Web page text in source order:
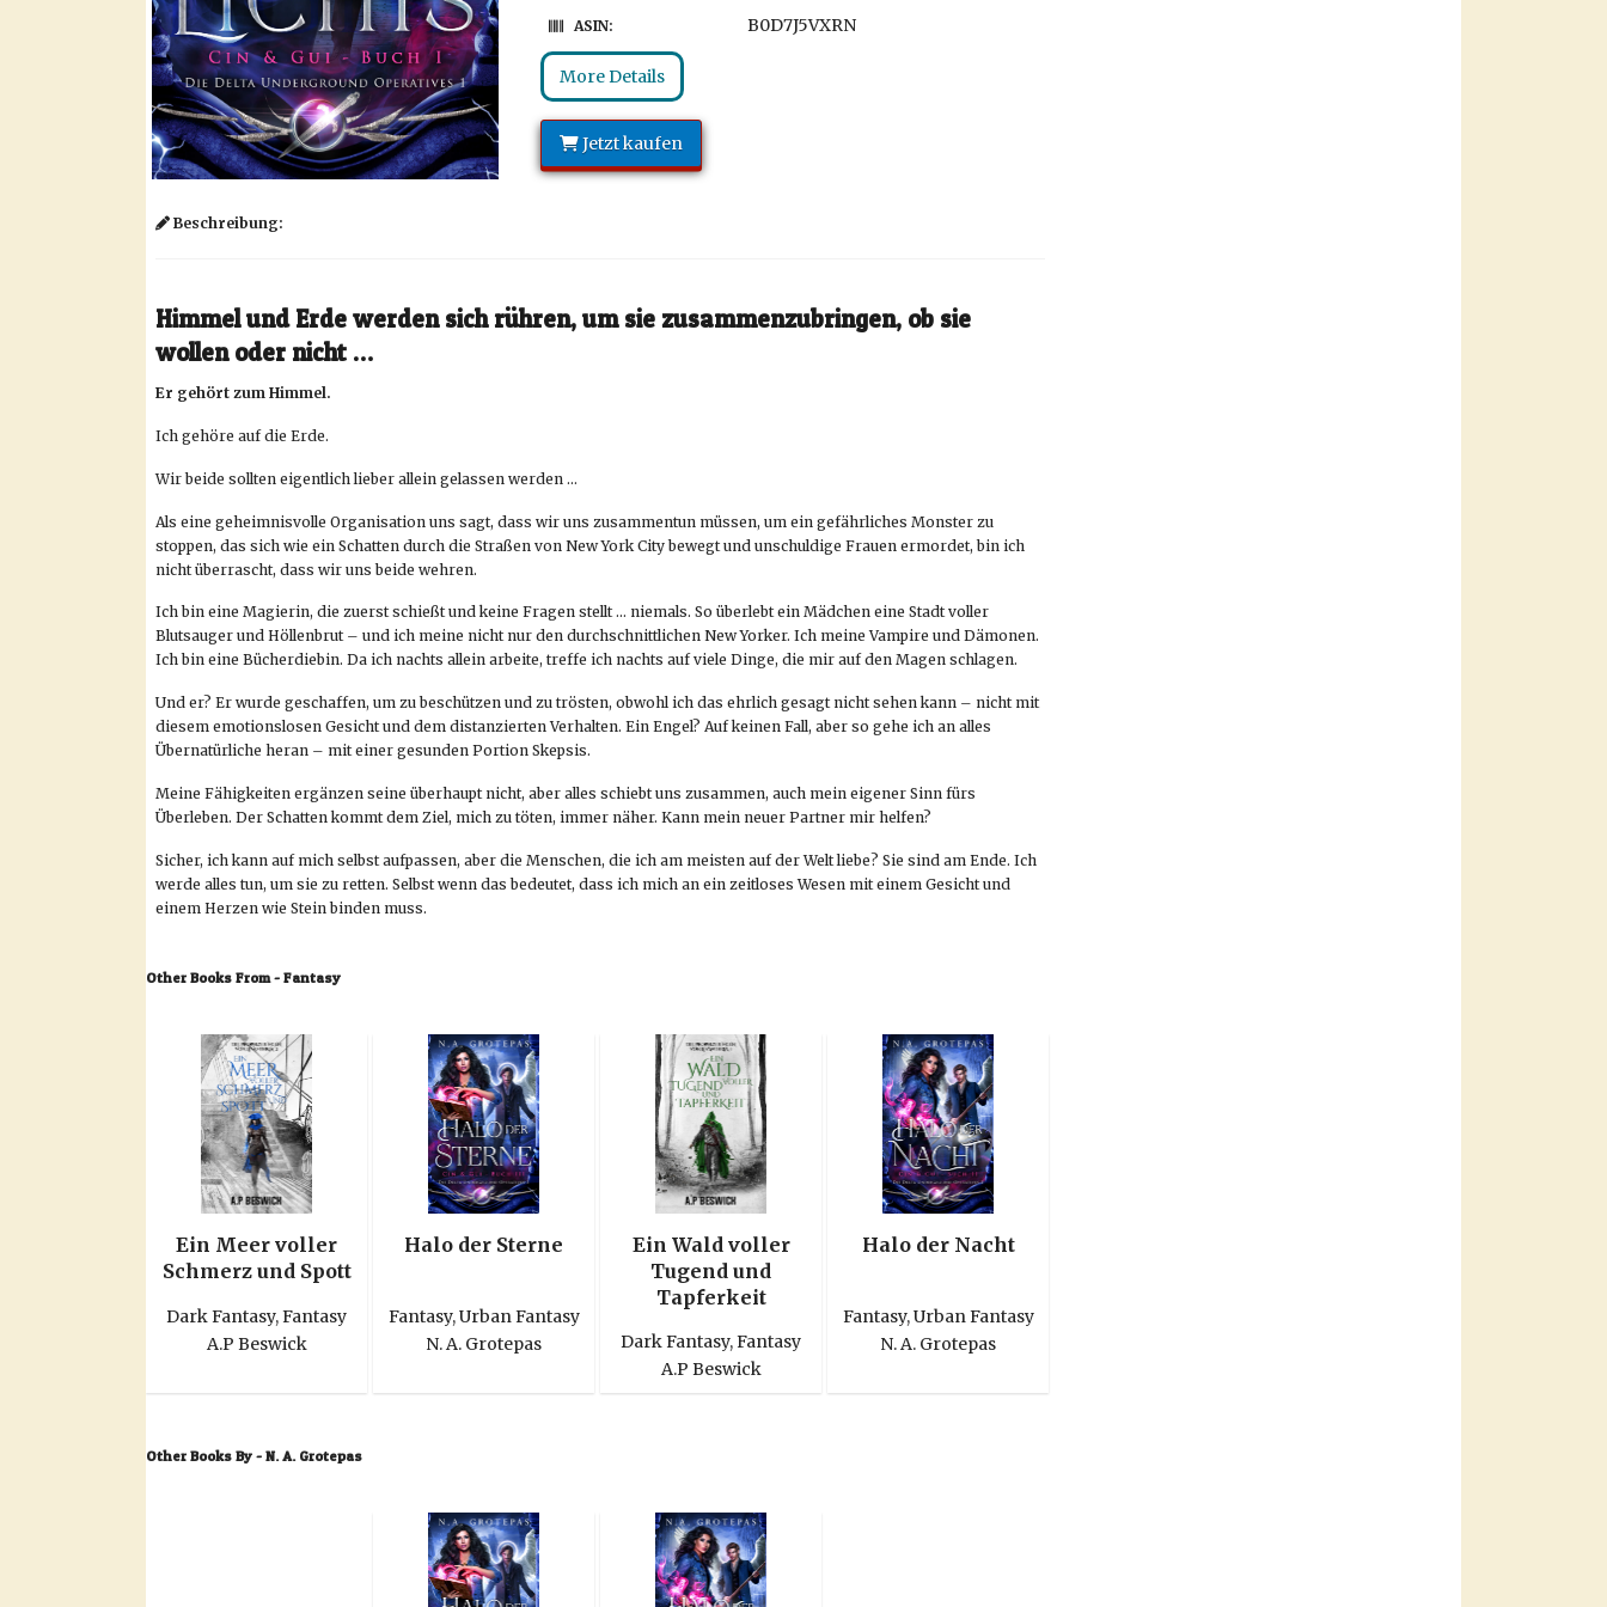
ASIN: B0D7J5VXRN
More Details
Jetzt kaufen
Beschreibung:
Himmel und Erde werden sich rühren, um sie zusammenzubringen, ob sie
wollen oder nicht …
Er gehört zum Himmel.
Ich gehöre auf die Erde.
Wir beide sollten eigentlich lieber allein gelassen werden …
Als eine geheimnisvolle Organisation uns sagt, dass wir uns zusammentun müssen, um ein gefährliches Monster zu
stoppen, das sich wie ein Schatten durch die Straßen von New York City bewegt und unschuldige Frauen ermordet, bin ich
nicht überrascht, dass wir uns beide wehren.
Ich bin eine Magierin, die zuerst schießt und keine Fragen stellt … niemals. So überlebt ein Mädchen eine Stadt voller
Blutsauger und Höllenbrut – und ich meine nicht nur den durchschnittlichen New Yorker. Ich meine Vampire und Dämonen.
Ich bin eine Bücherdiebin. Da ich nachts allein arbeite, treffe ich nachts auf viele Dinge, die mir auf den Magen schlagen.
Und er? Er wurde geschaffen, um zu beschützen und zu trösten, obwohl ich das ehrlich gesagt nicht sehen kann – nicht mit
diesem emotionslosen Gesicht und dem distanzierten Verhalten. Ein Engel? Auf keinen Fall, aber so gehe ich an alles
Übernatürliche heran – mit einer gesunden Portion Skepsis.
Meine Fähigkeiten ergänzen seine überhaupt nicht, aber alles schiebt uns zusammen, auch mein eigener Sinn fürs
Überleben. Der Schatten kommt dem Ziel, mich zu töten, immer näher. Kann mein neuer Partner mir helfen?
Sicher, ich kann auf mich selbst aufpassen, aber die Menschen, die ich am meisten auf der Welt liebe? Sie sind am Ende. Ich
werde alles tun, um sie zu retten. Selbst wenn das bedeutet, dass ich mich an ein zeitloses Wesen mit einem Gesicht und
einem Herzen wie Stein binden muss.
Other Books From - Fantasy
Ein Meer voller
Schmerz und Spott
Dark Fantasy,Fantasy
A.P Beswick
Halo der Sterne
Fantasy,Urban Fantasy
N. A. Grotepas
Ein Wald voller
Tugend und
Tapferkeit
Dark Fantasy,Fantasy
A.P Beswick
Halo der Nacht
Fantasy,Urban Fantasy
N. A. Grotepas
Other Books By - N. A. Grotepas